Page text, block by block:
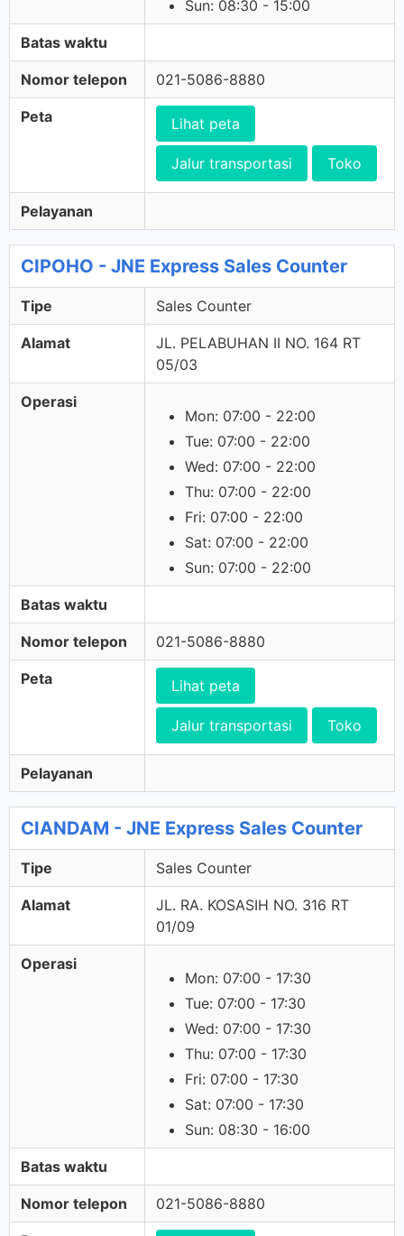
Sun: 08:30 - 15:00
Batas waktu
Nomor telepon 021-5086-8880
Peta Lihat peta
Jalur transportasi Toko
Pelayanan
CIPOHO - JNE Express Sales Counter
Tipe Sales Counter
Alamat
JL. PELABUHAN II NO. 164 RT
05/03
Operasi
Mon: 07:00 - 22:00
Tue: 07:00 - 22:00
Wed: 07:00 - 22:00
Thu: 07:00 - 22:00
Fri: 07:00 - 22:00
Sat: 07:00 - 22:00
Sun: 07:00 - 22:00
Batas waktu
Nomor telepon 021-5086-8880
Peta Lihat peta
Jalur transportasi Toko
Pelayanan
CIANDAM - JNE Express Sales Counter
Tipe Sales Counter
Alamat
JL. RA. KOSASIH NO. 316 RT
01/09
Operasi
Mon: 07:00 - 17:30
Tue: 07:00 - 17:30
Wed: 07:00 - 17:30
Thu: 07:00 - 17:30
Fri: 07:00 - 17:30
Sat: 07:00 - 17:30
Sun: 08:30 - 16:00
Batas waktu
Nomor telepon 021-5086-8880